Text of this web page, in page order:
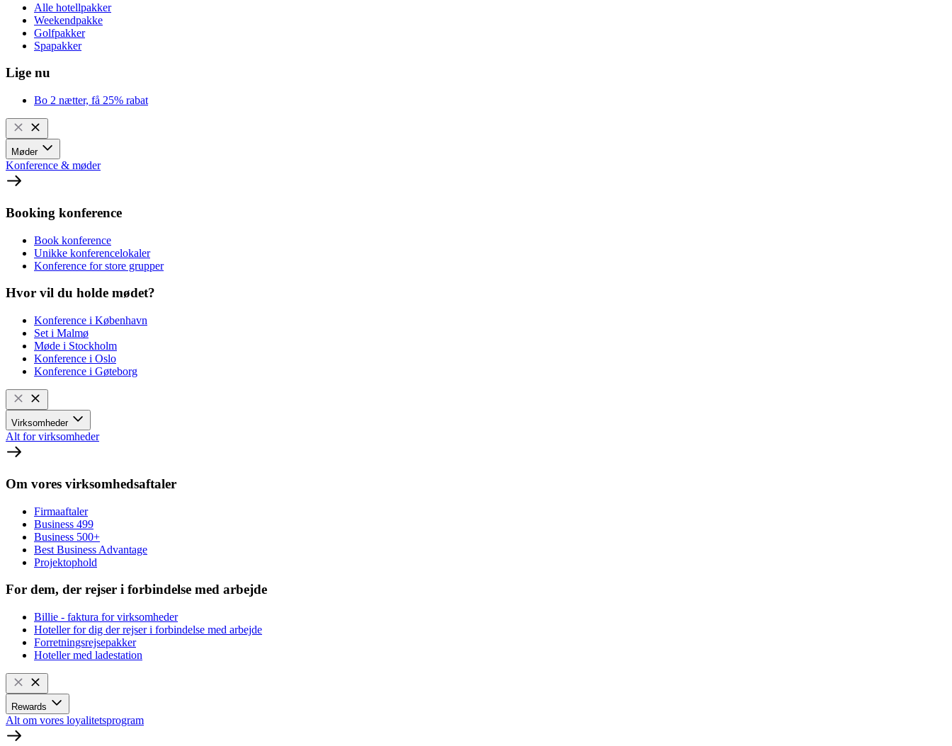
Alle hotellpakker
Weekendpakke
Golfpakker
Spapakker
Lige nu
Bo 2 nætter, få 25% rabat
Møder
Konference & møder
Booking konference
Book konference
Unikke konferencelokaler
Konference for store grupper
Hvor vil du holde mødet?
Konference i København
Set i Malmø
Møde i Stockholm
Konference i Oslo
Konference i Gøteborg
Virksomheder
Alt for virksomheder
Om vores virksomhedsaftaler
Firmaaftaler
Business 499
Business 500+
Best Business Advantage
Projektophold
For dem, der rejser i forbindelse med arbejde
Billie - faktura for virksomheder
Hoteller for dig der rejser i forbindelse med arbejde
Forretningsrejsepakker
Hoteller med ladestation
Rewards
Alt om vores loyalitetsprogram